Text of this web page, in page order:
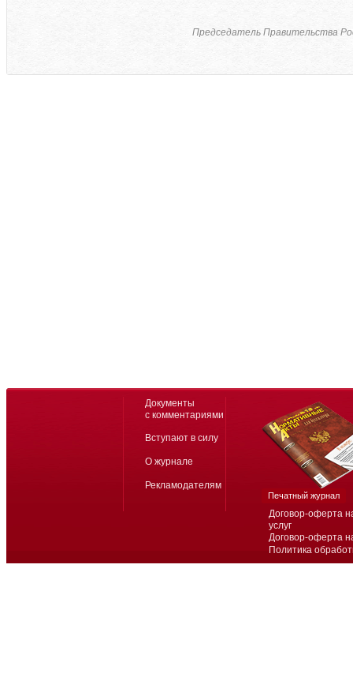
Председатель Правительства
Договор-оферта
услуг
Договор-оферта
Политика
Документы
с комментариями
Вступают в силу
О журнале
Рекламодателям
Печатный журнал